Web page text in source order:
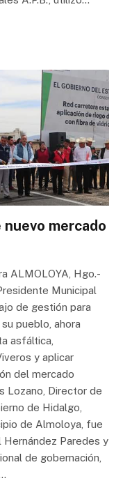
mercado
ALMOLOYA, Hgo.-
Municipal
de gestión para
pueblo, ahora
asfáltica,
y aplicar
del mercado
Lozano, Director de
de Hidalgo,
de Almoloya, fue
Paredes y
de gobernación,